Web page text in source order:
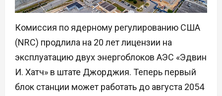
Комиссия по ядерному регулированию США
(NRC) продлила на 20 лет лицензии на
эксплуатацию двух энергоблоков АЭС «Эдвин
И. Хатч» в штате Джорджия. Теперь первый
блок станции может работать до августа 2054